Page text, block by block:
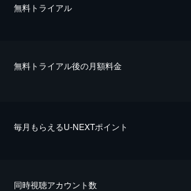
無料トライアル
無料トライアル後の⽉額料金
毎⽉もらえるU-NEXTポイント
同時視聴アカウント数